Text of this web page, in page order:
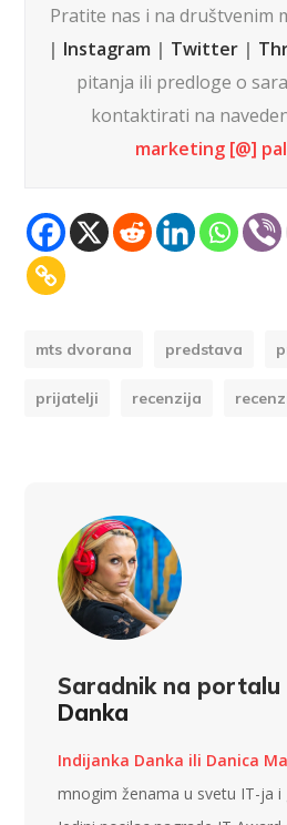
Pratite nas i na društvenim
| Instagram | Twitter |
pitanja ili predloge o
kontaktirati na
marketing [@]
mts dvorana predstava
prijatelji recenzija
Saradnik na portalu
Danka
Indijanka Danka ili Danica
mnogim ženama u svetu IT-ja i